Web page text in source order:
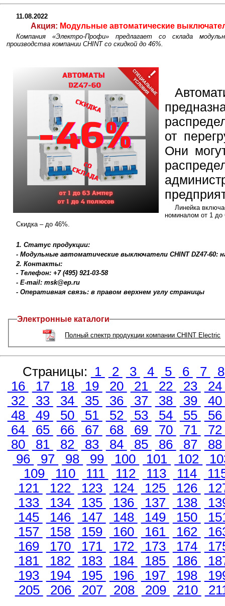
11.08.2022
Акция: Модульные автоматические
Компания «Электро-Профи» предлагает со склада
производства компании CHINT со скидкой до 46%.
от
Они
Линейка
номиналом от 1
Скидка – до 46%.
1. Статус продукции:
- Модульные автоматические выключатели CHINT DZ47-60:
2. Контакты:
- Телефон: +7 (495) 921-03-58
- E-mail: msk@ep.ru
- Оперативная связь: в правом верхнем углу страницы
Электронные каталоги
Полный спектр продукции компании CHINT Electric
Страницы: 1 2 3 4 5 6 7
16
17 18 19 20 21 22 23
24
32
33 34 35 36 37 38 39
40
48
49 50 51 52 53 54 55
56
64
65 66 67 68 69 70 71
72
80
81 82 83 84 85 86 87
88
96
97 98 99 100 101 102
109
110 111 112 113 114
121
122 123 124 125 126
133
134 135 136 137 138
145
146 147 148 149 150
157
158 159 160 161 162
169
170 171 172 173 174
181
182 183 184 185 186
193
194 195 196 197 198
205
206 207 208 209 210